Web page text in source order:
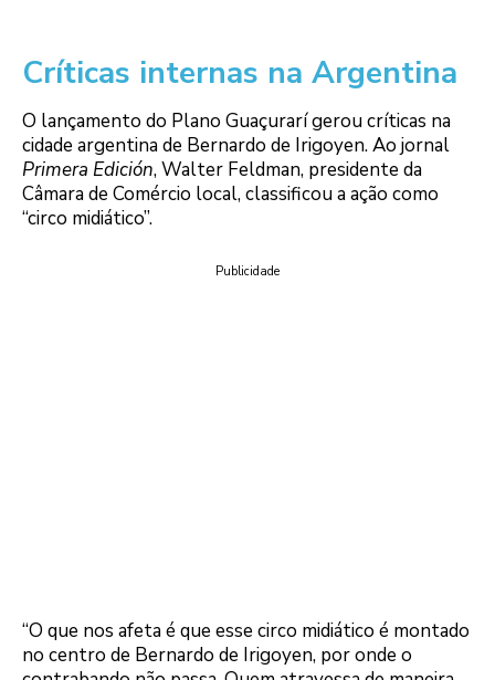
Críticas internas na Argentina
O lançamento do Plano Guaçurarí gerou críticas na
cidade argentina de Bernardo de Irigoyen. Ao jornal
Primera Edición, Walter Feldman, presidente da
Câmara de Comércio local, classificou a ação como
“circo midiático”.
Publicidade
“O que nos afeta é que esse circo midiático é montado
no centro de Bernardo de Irigoyen, por onde o